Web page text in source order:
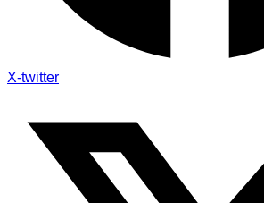
X-twitter